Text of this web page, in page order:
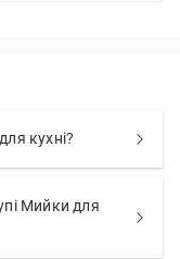
кухні?
Мийки для